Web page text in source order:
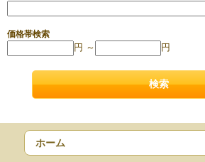
価格帯検索
円 ～ 円
ホーム